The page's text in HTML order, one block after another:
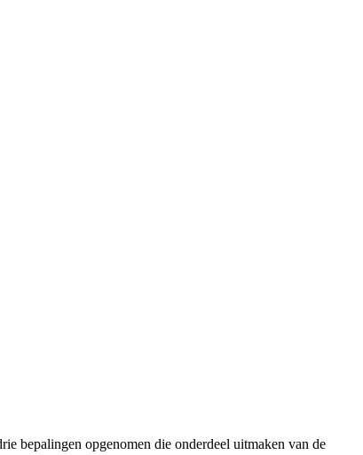
bepalingen opgenomen die onderdeel uitmaken van de